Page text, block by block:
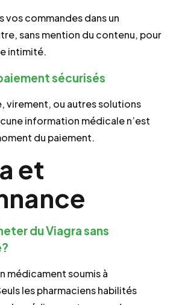
vos commandes dans un
sans mention du contenu, pour
intimité.
sécurisés
virement, ou autres solutions
information médicale n’est
du paiement.
et
du Viagra sans
médicament soumis à
les pharmaciens habilités